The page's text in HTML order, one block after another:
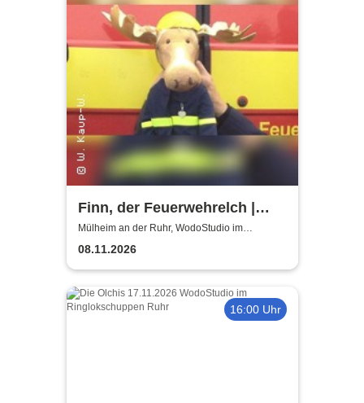
Finn, der Feuerwehrelch |
WodoStudio im
Ringlokschuppen Ruhr
Mülheim an der Ruhr, WodoStudio im
Ringlokschuppen Ruhr
08.11.2026
16:00 Uhr